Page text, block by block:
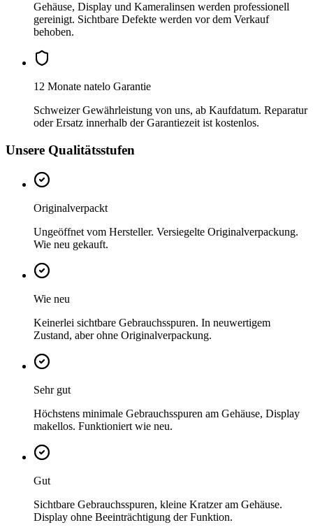
Gehäuse, Display und Kameralinsen werden professionell
gereinigt. Sichtbare Defekte werden vor dem Verkauf
behoben.
12 Monate natelo Garantie
Schweizer Gewährleistung von uns, ab Kaufdatum. Reparatur
oder Ersatz innerhalb der Garantiezeit ist kostenlos.
Unsere Qualitätsstufen
Originalverpackt
Ungeöffnet vom Hersteller. Versiegelte Originalverpackung.
Wie neu gekauft.
Wie neu
Keinerlei sichtbare Gebrauchsspuren. In neuwertigem
Zustand, aber ohne Originalverpackung.
Sehr gut
Höchstens minimale Gebrauchsspuren am Gehäuse, Display
makellos. Funktioniert wie neu.
Gut
Sichtbare Gebrauchsspuren, kleine Kratzer am Gehäuse.
Display ohne Beeinträchtigung der Funktion.